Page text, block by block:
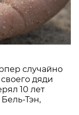
случайно
дяди
10 лет
Тэн,